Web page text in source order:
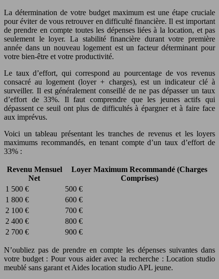
La détermination de votre budget maximum est une étape cruciale
pour éviter de vous retrouver en difficulté financière. Il est important
de prendre en compte toutes les dépenses liées à la location, et pas
seulement le loyer. La stabilité financière durant votre première
année dans un nouveau logement est un facteur déterminant pour
votre bien-être et votre productivité.
Le taux d’effort, qui correspond au pourcentage de vos revenus
consacré au logement (loyer + charges), est un indicateur clé à
surveiller. Il est généralement conseillé de ne pas dépasser un taux
d’effort de 33%. Il faut comprendre que les jeunes actifs qui
dépassent ce seuil ont plus de difficultés à épargner et à faire face
aux imprévus.
Voici un tableau présentant les tranches de revenus et les loyers
maximums recommandés, en tenant compte d’un taux d’effort de
33% :
Revenu Mensuel
Net
Loyer Maximum Recommandé (Charges
Comprises)
1 500 €
500 €
1 800 €
600 €
2 100 €
700 €
2 400 €
800 €
2 700 €
900 €
N’oubliez pas de prendre en compte les dépenses suivantes dans
votre budget : Pour vous aider avec la recherche : Location studio
meublé sans garant et Aides location studio APL jeune.